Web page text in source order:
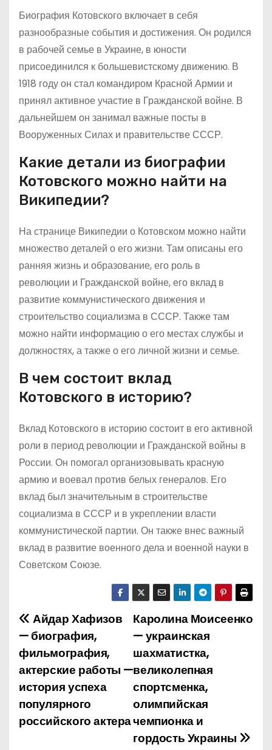
Биография Котовского включает в себя
разнообразные события и достижения. Он родился
в рабочей семье в Украине, в юности
присоединился к большевистскому движению. В
1918 году он стал командиром Красной Армии и
принял активное участие в Гражданской войне. В
дальнейшем он занимал важные посты в
Вооруженных Силах и правительстве СССР.
Какие детали из биографии
Котовского можно найти на
Википедии?
На странице Википедии о Котовском можно найти
множество деталей о его жизни. Там описаны его
ранняя жизнь и образование, его роль в
революции и Гражданской войне, его вклад в
развитие коммунистического движения и
строительство социализма в СССР. Также там
можно найти информацию о его местах службы и
должностях, а также о его личной жизни и семье.
В чем состоит вклад
Котовского в историю?
Вклад Котовского в историю состоит в его активной
роли в период революции и Гражданской войны в
России. Он помогал организовывать красную
армию и воевал против белых генералов. Его
вклад был значительным в строительстве
социализма в СССР и в укреплении власти
коммунистической партии. Он также внес важный
вклад в развитие военного дела и военной науки в
Советском Союзе.
Н
а
в
и
г
Каролина Моисеенко
— украинская
шахматистка,
великолепная
спортсменка,
олимпийская
чемпионка и
гордость Украины
Айдар Хафизов
— биография,
фильмография,
актерские работы —
история успеха
популярного
российского актера